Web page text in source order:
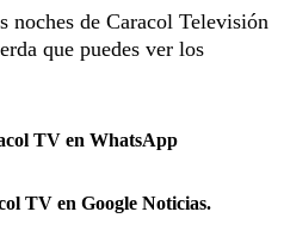
noches de Caracol Televisión
que puedes ver los
TV en WhatsApp
TV en Google Noticias.